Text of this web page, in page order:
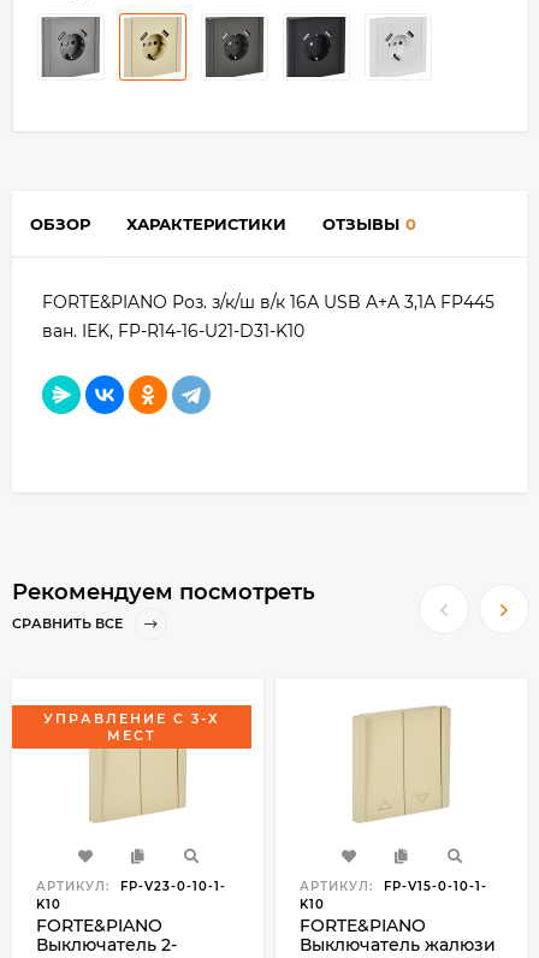
ОБЗОР ХАРАКТЕРИСТИКИ ОТЗЫВЫ 0
FORTE&PIANO Роз. з/к/ш в/к 16А USB A+A 3,1А FP445
ван. IEK, FP-R14-16-U21-D31-K10
Рекомендуем посмотреть
СРАВНИТЬ ВСЕ
УПРАВЛЕНИЕ С 3-Х
МЕСТ
АРТИКУЛ:
FP-V23-0-10-1-
K10
FORTE&PIANO
Выключатель 2-
АРТИКУЛ:
FP-V15-0-10-1-
K10
FORTE&PIANO
Выключатель жалюзи